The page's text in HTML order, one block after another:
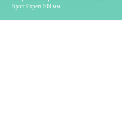
Sport Expert 109 мм